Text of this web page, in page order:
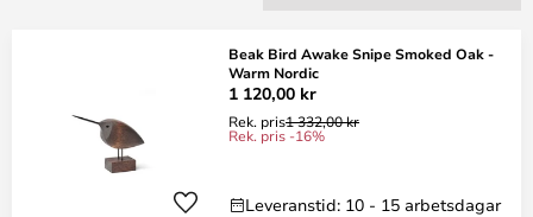
Beak Bird Awake Snipe Smoked Oak -
Warm Nordic
1 120,00 kr
Rek. pris1 332,00 kr
Rek. pris -16%
Leveranstid: 10 - 15 arbetsdagar